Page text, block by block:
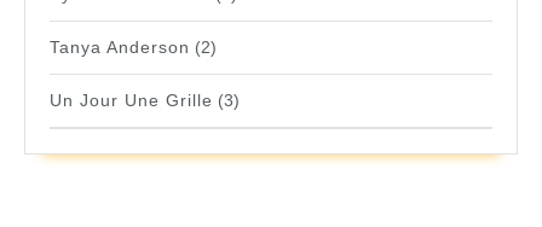
Tanya Anderson (2)
Un Jour Une Grille (3)